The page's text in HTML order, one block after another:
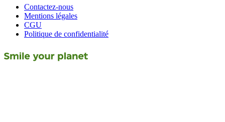
Contactez-nous
Mentions légales
CGU
Politique de confidentialité